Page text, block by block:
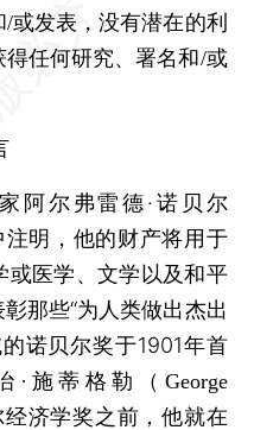
或发表，没有潜在的利
任何研究、署名和/或
尔弗雷德·诺贝尔
注明，他的财产将用于
或医学、文学以及和平
那些“为人类做出杰出
诺贝尔奖于1901年首
·施蒂格勒（George
经济学奖之前，他就在